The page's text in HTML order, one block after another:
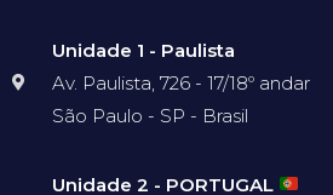
Unidade 1 - Paulista
Av. Paulista, 726 - 17/18º andar
São Paulo - SP - Brasil
Unidade 2 - PORTUGAL